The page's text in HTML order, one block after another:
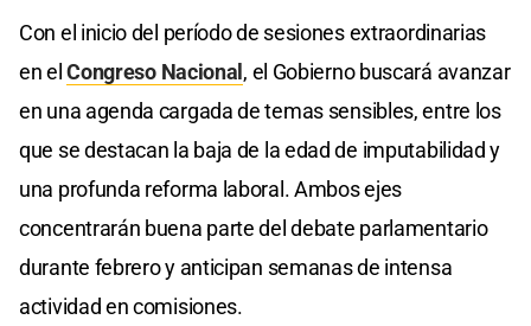
Con el inicio del período de sesiones extraordinarias
en elCongreso Nacional, el Gobierno buscará avanzar
en una agenda cargada de temas sensibles, entre los
que se destacan la baja de la edad de imputabilidad y
una profunda reforma laboral. Ambos ejes
concentrarán buena parte del debate parlamentario
durante febrero y anticipan semanas de intensa
actividad en comisiones.